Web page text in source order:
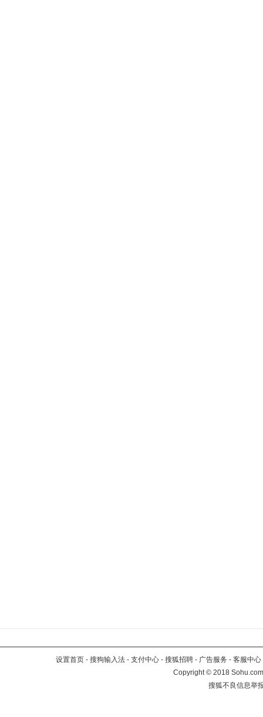
设置首页 - 搜狗输入法 - 支付中心 - 搜狐招聘 - 广告服务 - 客服中心
Copyright©2018
搜狐不良信息举